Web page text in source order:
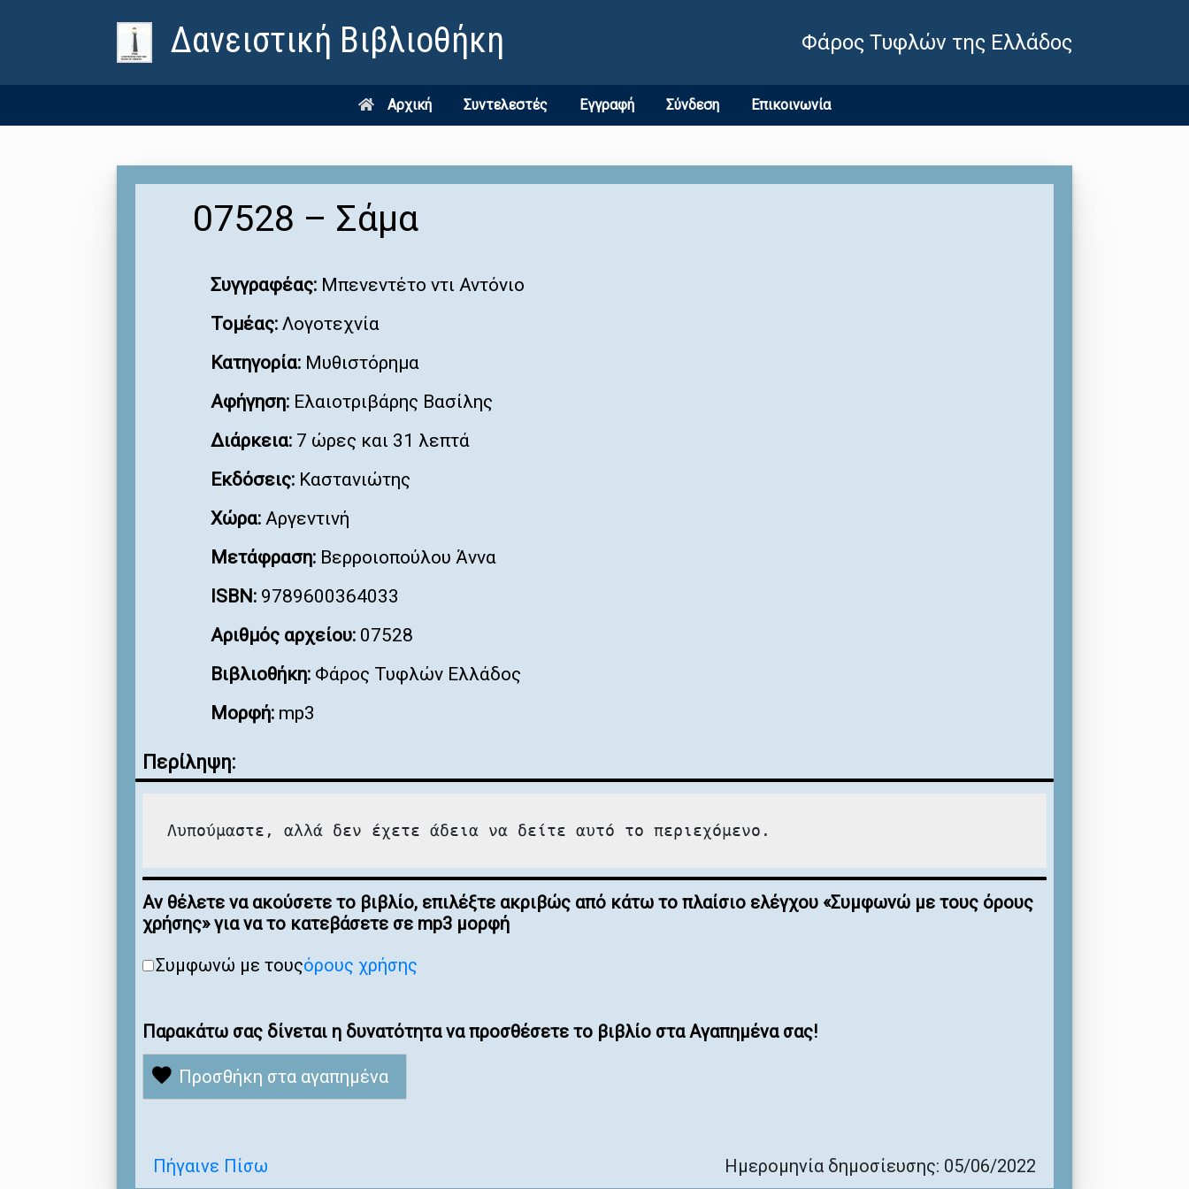
Δανειστική Βιβλιοθήκη Φάρος Τυφλών της Ελλάδος
Αρχική Συντελεστές Εγγραφή Σύνδεση Επικοινωνία
07528 – Σάμα
Συγγραφέας: Μπενεντέτο ντι Αντόνιο
Τομέας: Λογοτεχνία
Κατηγορία: Μυθιστόρημα
Αφήγηση: Ελαιοτριβάρης Βασίλης
Διάρκεια: 7 ώρες και 31 λεπτά
Εκδόσεις: Καστανιώτης
Χώρα: Αργεντινή
Μετάφραση: Βερροιοπούλου Άννα
ISBN: 9789600364033
Αριθμός αρχείου: 07528
Βιβλιοθήκη: Φάρος Τυφλών Ελλάδος
Μορφή: mp3
Περίληψη:
Λυπούμαστε, αλλά δεν έχετε άδεια να δείτε αυτό το περιεχόμενο.
Αν θέλετε να ακούσετε το βιβλίο, επιλέξτε ακριβώς από κάτω το πλαίσιο ελέγχου «Συμφωνώ με τους όρους
χρήσης» για να το κατεβάσετε σε mp3 μορφή
Συμφωνώ με τουςόρους χρήσης
Παρακάτω σας δίνεται η δυνατότητα να προσθέσετε το βιβλίο στα Αγαπημένα σας!
Προσθήκη στα αγαπημένα
Πήγαινε Πίσω Ημερομηνία δημοσίευσης: 05/06/2022